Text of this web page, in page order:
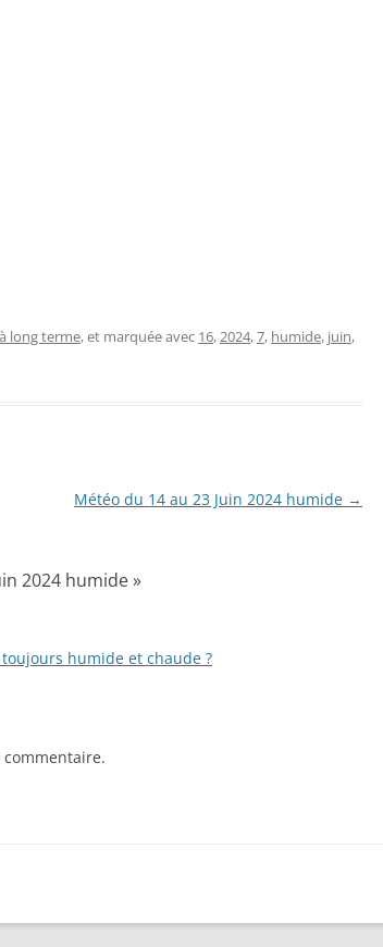
long terme, et marquée avec 16,2024,7, humide, juin,
Météo du 14 au 23 Juin 2024 humide →
2024 humide»
humide et chaude ?